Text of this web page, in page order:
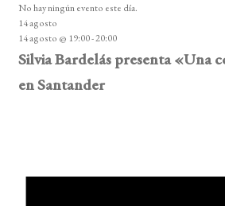
No hay ningún evento este día.
14 agosto
14 agosto @ 19:00-20:00
Silvia Bardelás presenta «Una
en Santander